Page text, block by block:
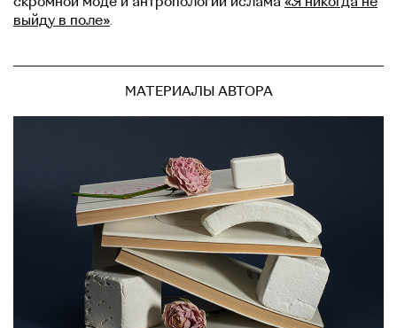
выйду в поле».
МАТЕРИАЛЫ АВТОРА